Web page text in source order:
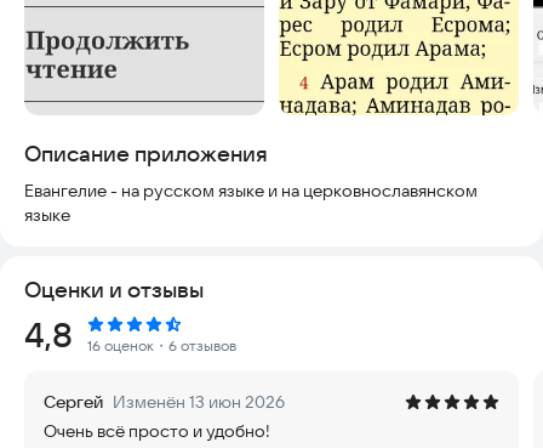
Описание приложения
Евангелие - на русском языке и на церковнославянском
языке
Оценки и отзывы
Рейтинг:
4,8 16 оценок ・6 отзывов
Сергей Изменён 13 июн 2026
Очень всё просто и удобно!